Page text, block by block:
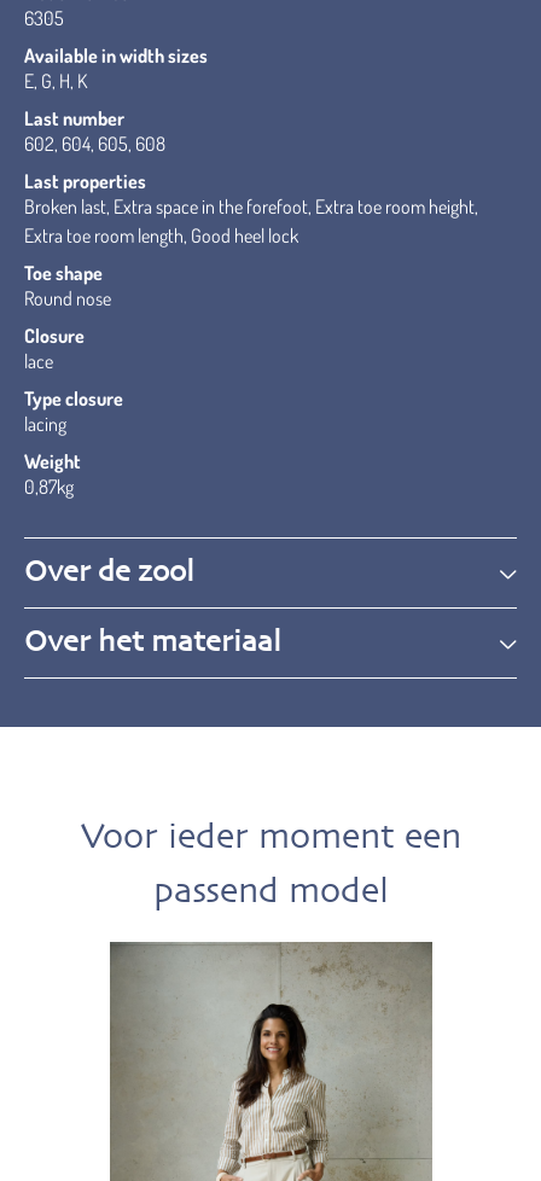
6305
Available in width sizes
E, G, H, K
Last number
602, 604, 605, 608
Last properties
Broken last, Extra space in the forefoot, Extra toe room height,
Extra toe room length, Good heel lock
Toe shape
Round nose
Closure
lace
Type closure
lacing
Weight
0,87kg
Over de zool
Over het materiaal
Voor ieder moment een
passend model